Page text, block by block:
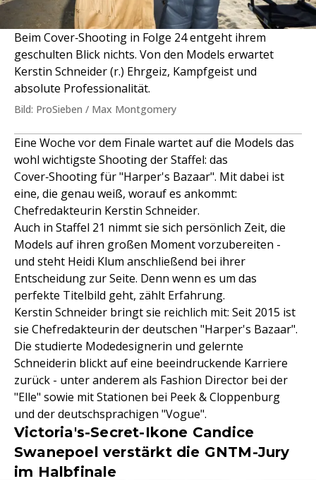
Beim Cover‑Shooting in Folge 24 entgeht ihrem
geschulten Blick nichts. Von den Models erwartet
Kerstin Schneider (r.) Ehrgeiz, Kampfgeist und
absolute Professionalität.
Bild: ProSieben / Max Montgomery
Eine Woche vor dem Finale wartet auf die Models das
wohl wichtigste Shooting der Staffel: das
Cover‑Shooting für "Harper's Bazaar". Mit dabei ist
eine, die genau weiß, worauf es ankommt:
Chefredakteurin Kerstin Schneider.
Auch in Staffel 21 nimmt sie sich persönlich Zeit, die
Models auf ihren großen Moment vorzubereiten -
und steht Heidi Klum anschließend bei ihrer
Entscheidung zur Seite. Denn wenn es um das
perfekte Titelbild geht, zählt Erfahrung.
Kerstin Schneider bringt sie reichlich mit: Seit 2015 ist
sie Chefredakteurin der deutschen "Harper's Bazaar".
Die studierte Modedesignerin und gelernte
Schneiderin blickt auf eine beeindruckende Karriere
zurück - unter anderem als Fashion Director bei der
"Elle" sowie mit Stationen bei Peek & Cloppenburg
und der deutschsprachigen "Vogue".
Victoria's-Secret-Ikone Candice
Swanepoel verstärkt die GNTM-Jury
im Halbfinale